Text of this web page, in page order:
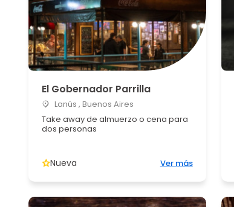
El Gobernador Parrilla
Lanús , Buenos Aires
Take away de almuerzo o cena para
dos personas
Nueva Ver más